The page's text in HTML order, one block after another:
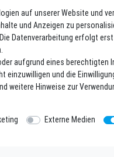
auf unserer Website und
und Anzeigen zu
Datenverarbeitung erfolgt
aufgrund eines
einzuwilligen und die
weitere Hinweise zur
Externe Medien